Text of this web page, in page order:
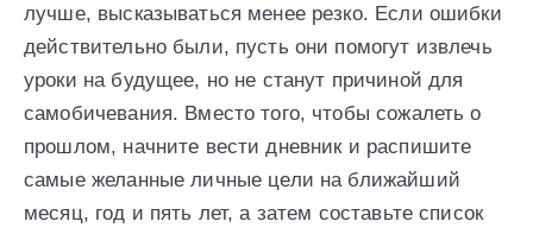
лучше, высказываться менее резко. Если ошибки
действительно были, пусть они помогут извлечь
уроки на будущее, но не станут причиной для
самобичевания. Вместо того, чтобы сожалеть о
прошлом, начните вести дневник и распишите
самые желанные личные цели на ближайший
месяц, год и пять лет, а затем составьте список